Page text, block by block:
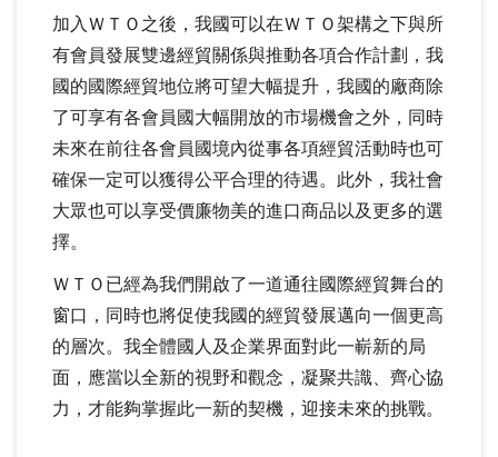
加入ＷＴＯ之後，我國可以在ＷＴＯ架構之下與所
有會員發展雙邊經貿關係與推動各項合作計劃，我
國的國際經貿地位將可望大幅提升，我國的廠商除
了可享有各會員國大幅開放的市場機會之外，同時
未來在前往各會員國境內從事各項經貿活動時也可
確保一定可以獲得公平合理的待遇。此外，我社會
大眾也可以享受價廉物美的進口商品以及更多的選
擇。
ＷＴＯ已經為我們開啟了一道通往國際經貿舞台的
窗口，同時也將促使我國的經貿發展邁向一個更高
的層次。我全體國人及企業界面對此一嶄新的局
面，應當以全新的視野和觀念，凝聚共識、齊心協
力，才能夠掌握此一新的契機，迎接未來的挑戰。